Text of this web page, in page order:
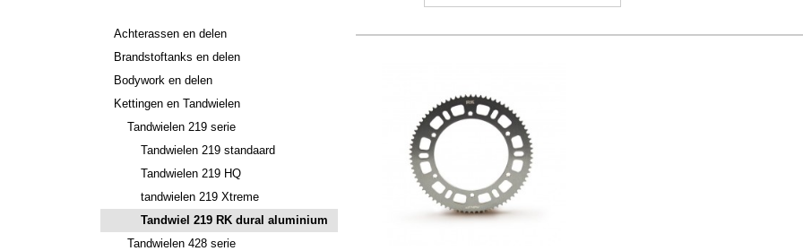
Achterassen en delen
Brandstoftanks en delen
Bodywork en delen
Kettingen en Tandwielen
Tandwielen 219 serie
Tandwielen 219 standaard
Tandwielen 219 HQ
tandwielen 219 Xtreme
Tandwiel 219 RK dural aluminium
Tandwielen 428 serie